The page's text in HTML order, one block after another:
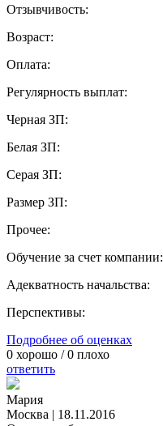
Отзывчивость:
Возраст:
Оплата:
Регулярность выплат:
Черная ЗП:
Белая ЗП:
Серая ЗП:
Размер ЗП:
Прочее:
Обучение за счет компании:
Адекватность начальства:
Перспективы:
Подробнее об оценках
0 хорошо /0 плохо
ответить
Мария
Москва | 18.11.2016